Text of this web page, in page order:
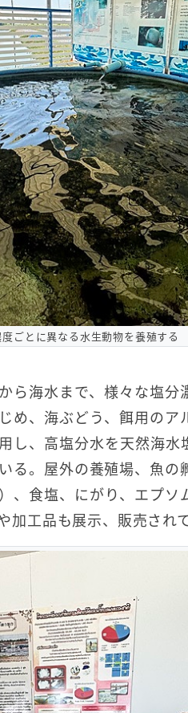
ごとに異なる水生動物を養殖する
ら海水まで、様々な塩
め、海ぶどう、餌用の
し、高塩分水を天然海
る。屋外の養殖場、魚
、食塩、にがり、エプ
工品も展示、販売され